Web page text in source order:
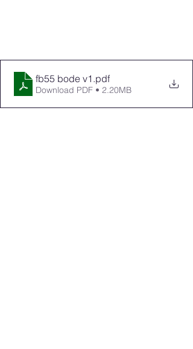
fb55 bode v1 .pdf
Download PDF • 2.20MB